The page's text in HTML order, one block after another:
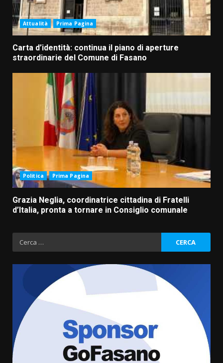
Attualità Prima Pagina
Carta d’identità: continua il piano di aperture
straordinarie del Comune di Fasano
Politica Prima Pagina
Grazia Neglia, coordinatrice cittadina di Fratelli
d’Italia, pronta a tornare in Consiglio comunale
Ricerca
per:
3
Grazia Neglia, coordinatrice
cittadina di Fratelli d’Italia,
pronta a tornare in Consiglio
comunale
6 Agosto 2026 08:00
Cura dei beni comuni e
cittadinanza attiva: online